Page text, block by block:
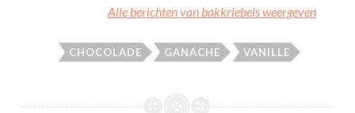
Alle berichten van bakkriebels weergeven
CHOCOLADE GANACHE VANILLE